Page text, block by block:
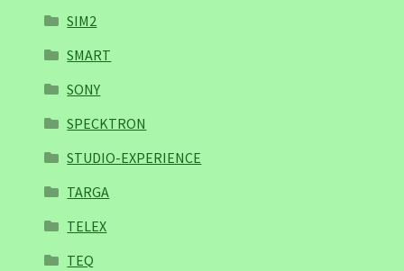
SIM2
SMART
SONY
SPECKTRON
STUDIO-EXPERIENCE
TARGA
TELEX
TEQ